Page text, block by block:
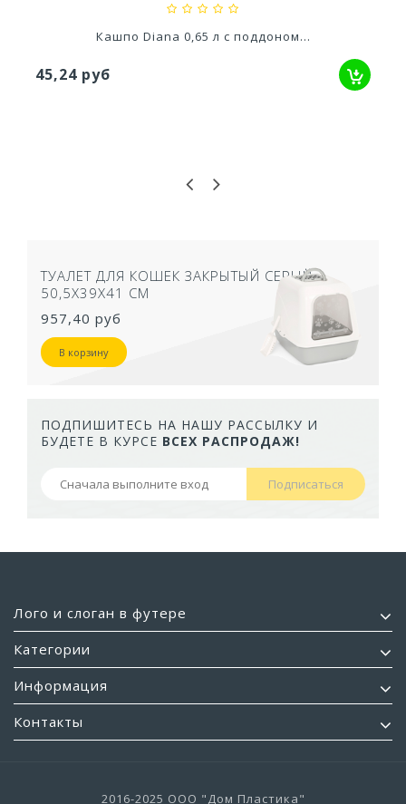
Кашпо Diana 0,65 л с поддоном...
45,24 руб
ТУАЛЕТ ДЛЯ КОШЕК ЗАКРЫТЫЙ СЕРЫЙ
50,5Х39Х41 СМ
957,40 руб
В корзину
ПОДПИШИТЕСЬ НА НАШУ РАССЫЛКУ И
БУДЕТЕ В КУРСЕ ВСЕХ РАСПРОДАЖ!
Подписаться
Лого и слоган в футере
Категории
Информация
Контакты
2016-2025 ООО "Дом Пластика"